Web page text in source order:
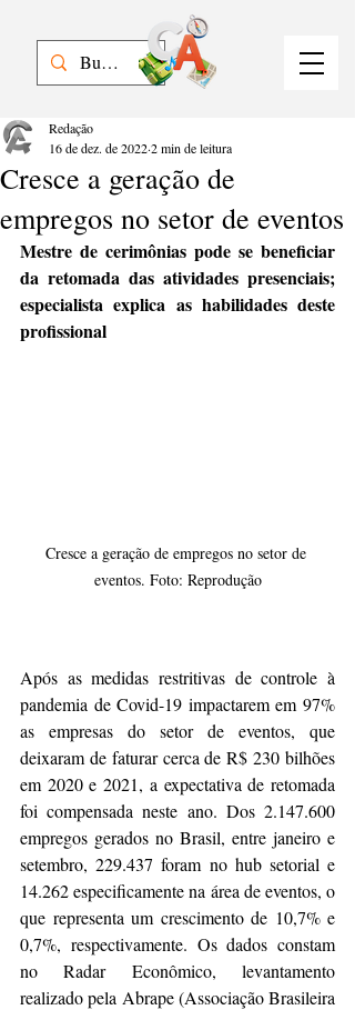
Cresce a geração de
empregos no setor de eventos
Redação
16 de dez. de 20222 min de leitura
Mestre de cerimônias pode se beneficiar
da retomada das atividades presenciais;
especialista explica as habilidades deste
profissional
Cresce a geração de empregos no setor de
eventos. Foto: Reprodução
Após as medidas restritivas de controle à
pandemia de Covid-19 impactarem em 97%
as empresas do setor de eventos, que
deixaram de faturar cerca de R$ 230 bilhões
em 2020 e 2021, a expectativa de retomada
foi compensada neste ano. Dos 2.147.600
empregos gerados no Brasil, entre janeiro e
setembro, 229.437 foram no hub setorial e
14.262 especificamente na área de eventos, o
que representa um crescimento de 10,7% e
0,7%, respectivamente. Os dados constam
no Radar Econômico, levantamento
realizado pela Abrape (Associação Brasileira